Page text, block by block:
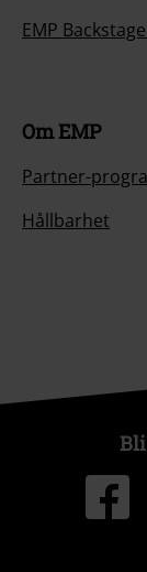
EMP
Om EMP
Partner-
Hållbarhet